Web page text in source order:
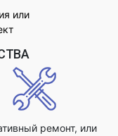
или
ремонт, или